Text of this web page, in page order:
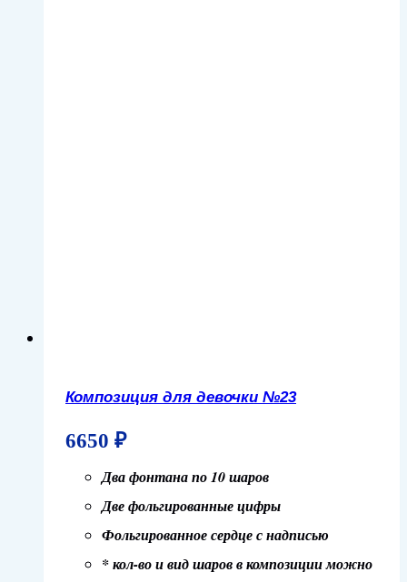
Композиция для девочки №23
6650 ₽
Два фонтана по 10 шаров
Две фольгированные цифры
Фольгированное сердце с надписью
* кол-во и вид шаров в композиции можно